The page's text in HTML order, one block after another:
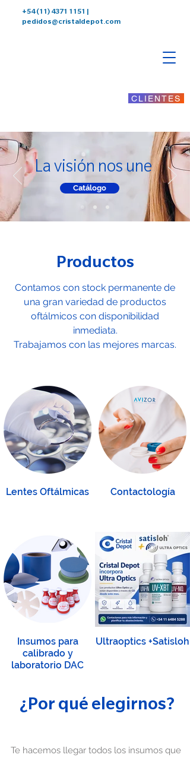
+54 (11) 4371 1151
pedidos@cristaldepot.com
CLIENTES
La visión nos une
Catálogo
Productos
Contamos con stock permanente de
una gran variedad de productos
oftálmicos con disponibilidad
inmediata.
Trabajamos con las mejores marcas.
Lentes Oftálmicas Contactología
Insumos para
calibrado y
laboratorio DAC
Ultraoptics +Satisloh
¿Por qué elegirnos?
Te hacemos llegar todos los insumos que